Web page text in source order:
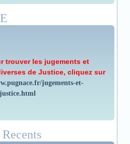
trouver les jugements et
de Justice, cliquez sur
jugements-et-